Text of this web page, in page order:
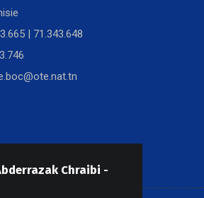
| 71.343.648
Chraibi -